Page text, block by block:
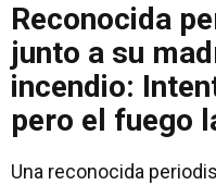
Reconocida
junto a su
incendio:
pero el fuego
Una reconocida